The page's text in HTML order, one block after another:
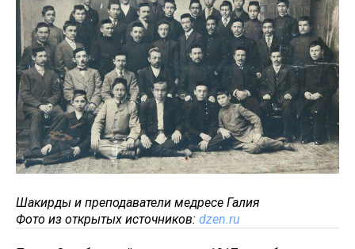
Шакирды и преподаватели медресе Галия
Фото из открытых источников: dzen.ru